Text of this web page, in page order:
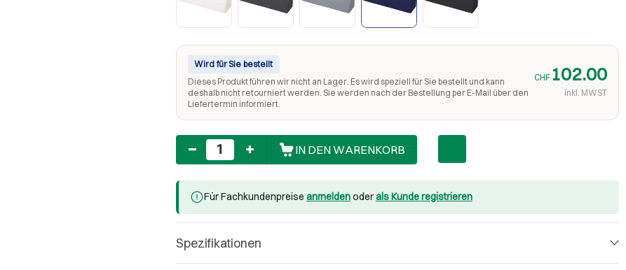
Wird für Sie bestellt
Dieses Produkt führen wir nicht an Lager. Es wird speziell für Sie bestellt und kann
deshalb nicht retourniert werden. Sie werden nach der Bestellung per E-Mail über den
Liefertermin informiert.
CHF 102.00
inkl. MWST
Anzahl
IN DEN WARENKORB
Für Fachkundenpreise anmeldenoderals Kunde registrieren
Spezifikationen